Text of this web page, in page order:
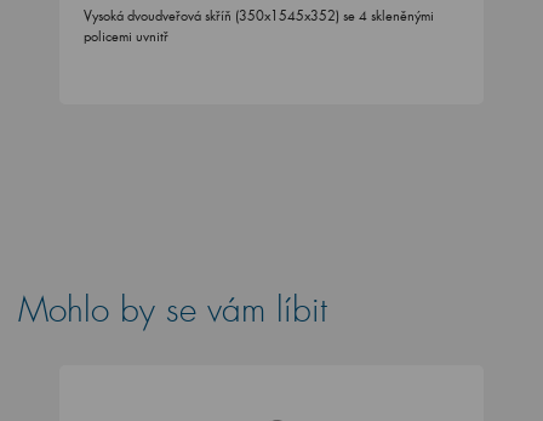
Vysoká dvoudveřová skříň (350x1545x352) se 4 skleněnými
policemi uvnitř
Mohlo by se vám líbit